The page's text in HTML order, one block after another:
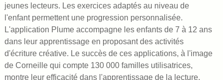
jeunes lecteurs. Les exercices adaptés au niveau de
l'enfant permettent une progression personnalisée.
L'application Plume accompagne les enfants de 7 à 12 ans
dans leur apprentissage en proposant des activités
d'écriture créative. Le succès de ces applications, à l'image
de Corneille qui compte 130 000 familles utilisatrices,
montre leur efficacité dans l'apprentissage de la lecture.